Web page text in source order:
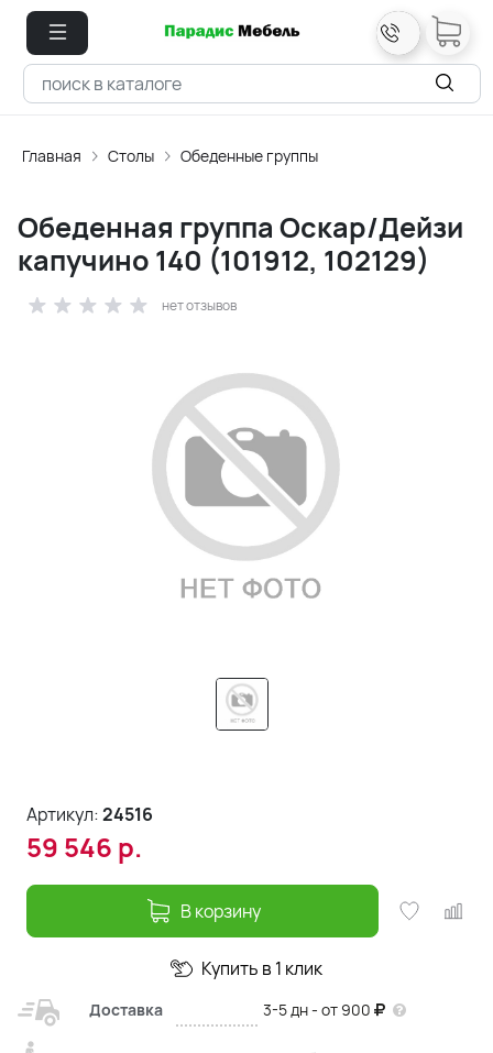
Главная Столы Обеденные группы
Обеденная группа Оскар/Дейзи
капучино 140 (101912, 102129)
нет отзывов
Артикул:24516
59 546 р.
В корзину
Купить в 1 клик
Доставка 3-5 дн - от 900